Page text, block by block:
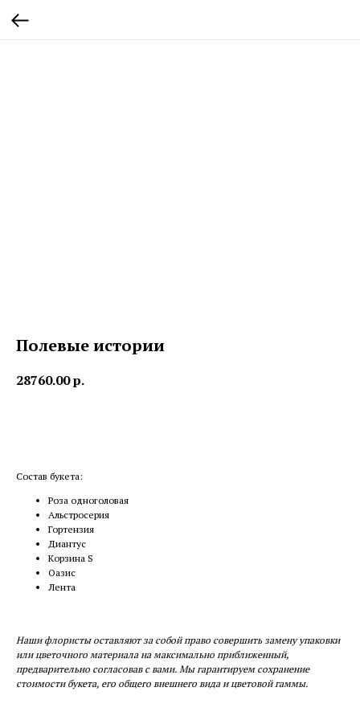
Полевые истории
28760.00р.
Состав букета:
Роза одноголовая
Альстросерия
Гортензия
Диантус
Корзина S
Оазис
Лента
Наши флористы оставляют за собой право совершить замену упаковки
или цветочного материала на максимально приближенный,
предварительно согласовав с вами. Мы гарантируем сохранение
стоимости букета, его общего внешнего вида и цветовой гаммы.